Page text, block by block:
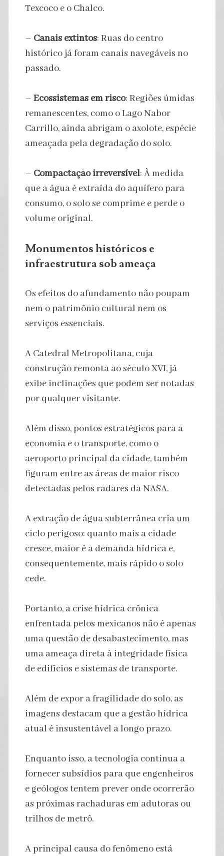
Texcoco e o Chalco.
– Canais extintos: Ruas do centro
histórico já foram canais navegáveis no
passado.
– Ecossistemas em risco: Regiões úmidas
remanescentes, como o Lago Nabor
Carrillo, ainda abrigam o axolote, espécie
ameaçada pela degradação do solo.
– Compactação irreversível: À medida
que a água é extraída do aquífero para
consumo, o solo se comprime e perde o
volume original.
Monumentos históricos e
infraestrutura sob ameaça
Os efeitos do afundamento não poupam
nem o patrimônio cultural nem os
serviços essenciais.
A Catedral Metropolitana, cuja
construção remonta ao século XVI, já
exibe inclinações que podem ser notadas
por qualquer visitante.
Além disso, pontos estratégicos para a
economia e o transporte, como o
aeroporto principal da cidade, também
figuram entre as áreas de maior risco
detectadas pelos radares da NASA.
A extração de água subterrânea cria um
ciclo perigoso: quanto mais a cidade
cresce, maior é a demanda hídrica e,
consequentemente, mais rápido o solo
cede.
Portanto, a crise hídrica crônica
enfrentada pelos mexicanos não é apenas
uma questão de desabastecimento, mas
uma ameaça direta à integridade física
de edifícios e sistemas de transporte.
Além de expor a fragilidade do solo, as
imagens destacam que a gestão hídrica
atual é insustentável a longo prazo.
Enquanto isso, a tecnologia continua a
fornecer subsídios para que engenheiros
e geólogos tentem prever onde ocorrerão
as próximas rachaduras em adutoras ou
trilhos de metrô.
A principal causa do fenômeno está